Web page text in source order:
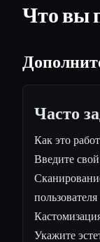
Что вы
Часто
Как это
Введите
Укажите